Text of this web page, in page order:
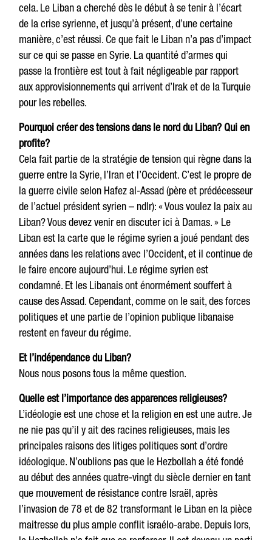
cela. Le Liban a cherché dès le début à se tenir à l’écart
de la crise syrienne, et jusqu’à présent, d’une certaine
manière, c’est réussi. Ce que fait le Liban n’a pas d’impact
sur ce qui se passe en Syrie. La quantité d’armes qui
passe la frontière est tout à fait négligeable par rapport
aux approvisionnements qui arrivent d’Irak et de la Turquie
pour les rebelles.
Pourquoi créer des tensions dans le nord du Liban? Qui en
profite?
Cela fait partie de la stratégie de tension qui règne dans la
guerre entre la Syrie, l’Iran et l’Occident. C’est le propre de
la guerre civile selon Hafez al-Assad (père et prédécesseur
de l’actuel président syrien – ndlr): « Vous voulez la paix au
Liban? Vous devez venir en discuter ici à Damas. » Le
Liban est la carte que le régime syrien a joué pendant des
années dans les relations avec l’Occident, et il continue de
le faire encore aujourd’hui. Le régime syrien est
condamné. Et les Libanais ont énormément souffert à
cause des Assad. Cependant, comme on le sait, des forces
politiques et une partie de l’opinion publique libanaise
restent en faveur du régime.
Et l’indépendance du Liban?
Nous nous posons tous la même question.
Quelle est l’importance des apparences religieuses?
L’idéologie est une chose et la religion en est une autre. Je
ne nie pas qu’il y ait des racines religieuses, mais les
principales raisons des litiges politiques sont d’ordre
idéologique. N’oublions pas que le Hezbollah a été fondé
au début des années quatre-vingt du siècle dernier en tant
que mouvement de résistance contre Israël, après
l’invasion de 78 et de 82 transformant le Liban en la pièce
maitresse du plus ample conflit israélo-arabe. Depuis lors,